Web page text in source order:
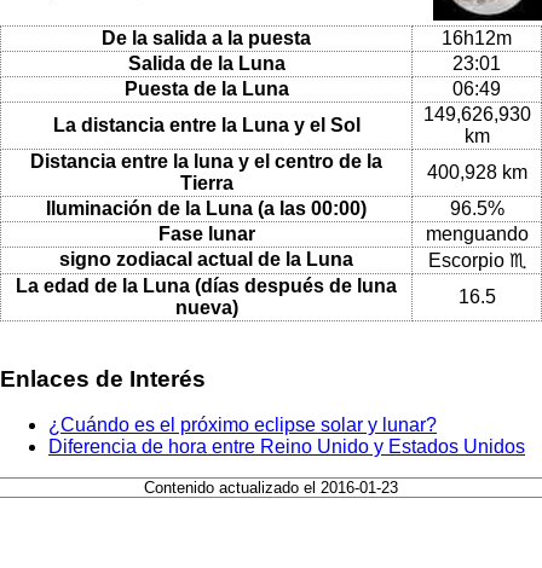
De la salida a la puesta
16h12m
Salida de la Luna
23:01
Puesta de la Luna
06:49
La distancia entre la Luna y el Sol
149,626,930
km
Distancia entre la luna y el centro de la
Tierra
400,928 km
Iluminación de la Luna (a las 00:00)
96.5%
Fase lunar
menguando
signo zodiacal actual de la Luna
Escorpio ♏
La edad de la Luna (días después de luna
nueva)
16.5
Enlaces de Interés
¿Cuándo es el próximo eclipse solar y lunar?
Diferencia de hora entre Reino Unido y Estados Unidos
Contenido actualizado el 2016-01-23